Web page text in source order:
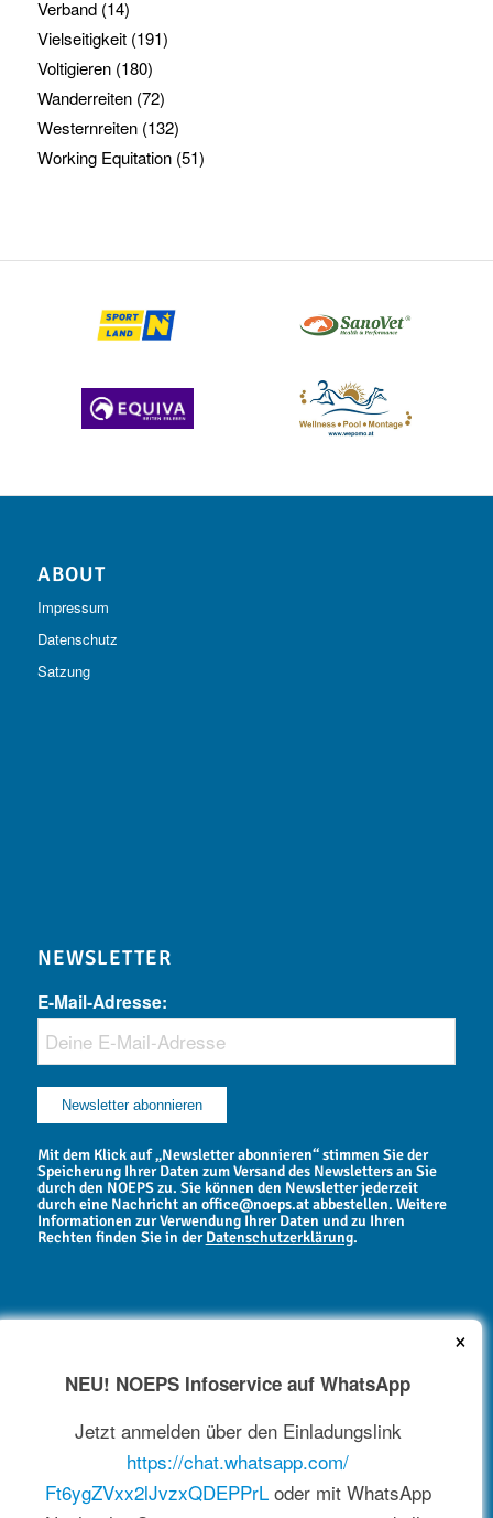
Verband(14)
Vielseitigkeit(191)
Voltigieren(180)
Wanderreiten(72)
Westernreiten(132)
Working Equitation(51)
ABOUT
Impressum
Datenschutz
Satzung
NEWSLETTER
E-Mail-Adresse:
Mit dem Klick auf „Newsletter abonnieren“ stimmen Sie der
Speicherung Ihrer Daten zum Versand des Newsletters an Sie
durch den NOEPS zu. Sie können den Newsletter jederzeit
durch eine Nachricht an office@noeps.at abbestellen. Weitere
Informationen zur Verwendung Ihrer Daten und zu Ihren
Rechten finden Sie in derDatenschutzerklärung.
NEWSARCHIV
×
NEU! NOEPS Infoservice auf WhatsApp
Jetzt anmelden über den Einladungslink
https://chat.whatsapp.com/
Ft6ygZVxx2lJvzxQDEPPrLoder mit WhatsApp